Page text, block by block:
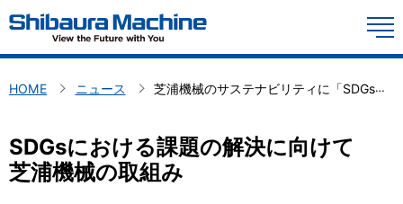
YouTube
会社概要
HOME ニュース 芝浦機械のサステナビリティに「SDGsにおける課題の解決に向けて」を掲載
SDGsにおける課題の解決に向けて
芝浦機械の取組み